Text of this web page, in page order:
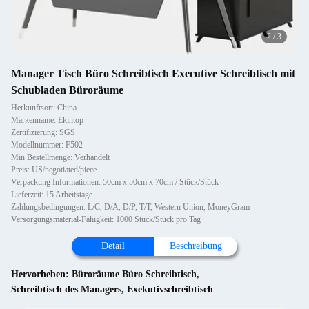
2 / 3
Manager Tisch Büro Schreibtisch Executive Schreibtisch mit
Schubladen Büroräume
Herkunftsort: China
Markenname: Ekintop
Zertifizierung: SGS
Modellnummer: F502
Min Bestellmenge: Verhandelt
Preis: US/negotiated/piece
Verpackung Informationen: 50cm x 50cm x 70cm / Stück/Stück
Lieferzeit: 15 Arbeitstage
Zahlungsbedingungen: L/C, D/A, D/P, T/T, Western Union, MoneyGram
Versorgungsmaterial-Fähigkeit: 1000 Stück/Stück pro Tag
Detail Beschreibung
Hervorheben: Büroräume Büro Schreibtisch,
Schreibtisch des Managers, Exekutivschreibtisch